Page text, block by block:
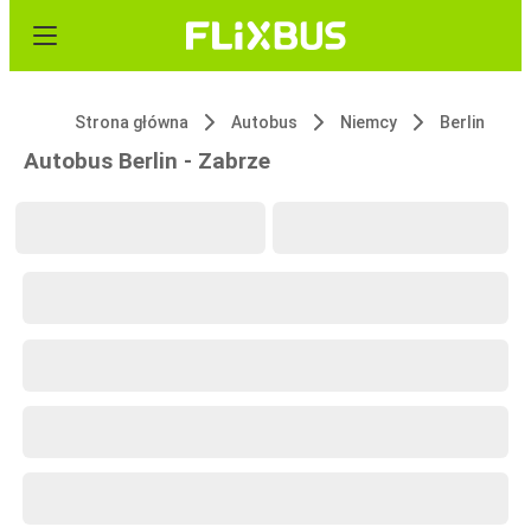
Strona główna Autobus Niemcy Berlin
Autobus Berlin - Zabrze